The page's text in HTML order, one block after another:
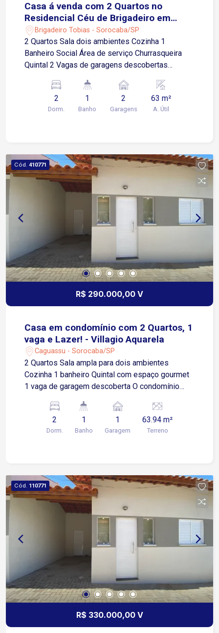
Casa á venda com 2 Quartos no
Residencial Céu de Brigadeiro em
Brigadeiro Tobias-SP
Brigadeiro Tobias - Sorocaba/SP
2 Quartos Sala dois ambientes Cozinha 1
Banheiro Social Área de serviço Churrasqueira
Quintal 2 Vagas de garagens descobertas
diversos como mercados, farmácias, padarias,
bancos, escolas .Fácil acesso ao centro da
cidade, zona sul e zona industrial, a Rodovia
2
Dorm.
1
Banho
2
Garagens
63 m²
A. Útil
Cód. 410771
R$ 290.000,00 V
Casa em condomínio com 2 Quartos, 1
vaga e Lazer! - Villagio Aquarela
Caguassu - Sorocaba/SP
2 Quartos Sala ampla para dois ambientes
Cozinha 1 banheiro Quintal com espaço gourmet
1 vaga de garagem descoberta O condomínio
Localização privilegiada: Fácil acesso à Av.
Ipanema, próximo a supermercados, diversos
comércios e ao Rede Bom Lugar.
2
Dorm.
1
Banho
1
Garagem
63.94 m²
Terreno
Cód. 110771
R$ 330.000,00 V